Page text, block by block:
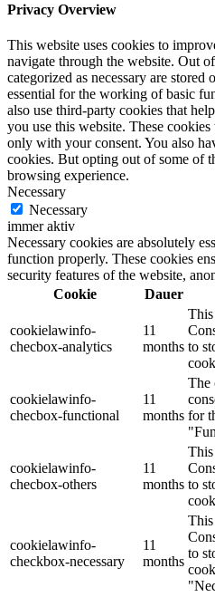
Privacy Overview
This website uses cookies to
navigate through the website. Out
categorized as necessary are stored
essential for the working of basic
also use third-party cookies that
you use this website. These
only with your consent. You also
cookies. But opting out of some of
browsing experience.
Necessary
Necessary
immer aktiv
Necessary cookies are absolutely
function properly. These cookies
security features of the website,
Cookie
Dauer
cookielawinfo-
checbox-analytics
11
months to
cookielawinfo-
checbox-functional
11
months
The
for
cookielawinfo-
checbox-others
11
months to
cookielawinfo-
checkbox-necessary
11
months
to